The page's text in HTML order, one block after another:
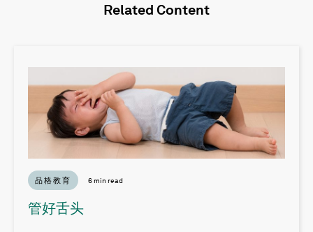
Related Content
品格教育 6 min read
管好舌头